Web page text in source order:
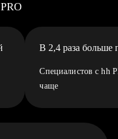
В 2,4 раза больше
Специалистов с hh
чаще